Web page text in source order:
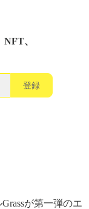
、
登録
が第一弾のエ